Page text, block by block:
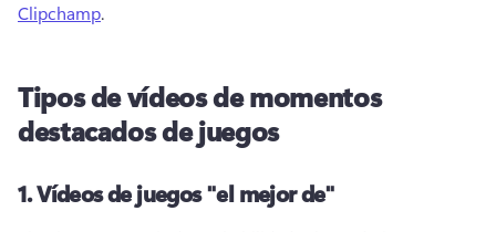
Clipchamp.
Tipos de vídeos de momentos
destacados de juegos
1.Vídeos de juegos "el mejor de"